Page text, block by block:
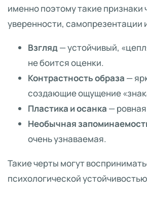
именно поэтому такие
уверенности, самопрезентации
Взгляд— устойчивый,
не боится оценки.
Контрастность образа —
создающие ощущение
Пластика и осанка —
Необычная
очень узнаваемая.
Такие черты могут
психологической